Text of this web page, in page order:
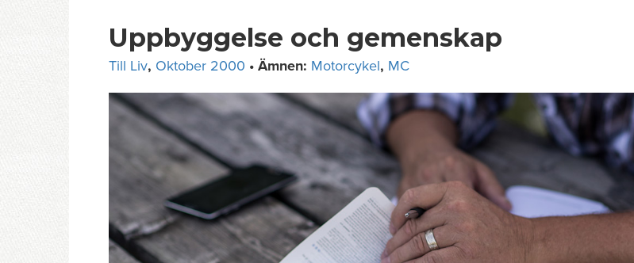
Uppbyggelse och gemenskap
Till Liv, Oktober 2000 • Ämnen: Motorcykel, MC